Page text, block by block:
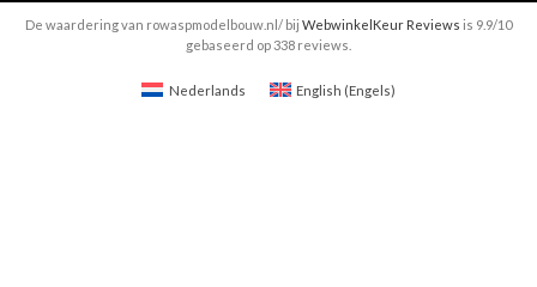
De waardering van rowaspmodelbouw.nl/ bij WebwinkelKeur Reviews is 9.9/10
gebaseerd op 338 reviews.
Nederlands English (Engels)